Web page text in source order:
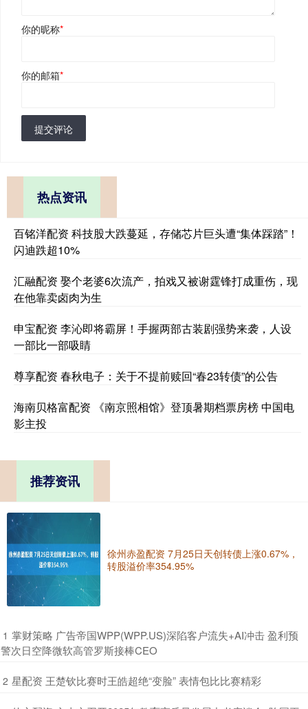
你的昵称*
你的邮箱*
提交评论
热点资讯
百铭洋配资 科技股大跌蔓延，存储芯片巨头遭“集体踩踏”！
闪迪跌超10%
汇融配资 娶个老婆6次流产，拍戏又被谢霆锋打成重伤，现
在他靠卖卤肉为生
申宝配资 李沁即将霸屏！手握两部古装剧强势来袭，人设
一部比一部吸睛
尊享配资 春秋电子：关于不提前赎回“春23转债”的公告
海南贝格富配资 《南京照相馆》登顶暑期档票房榜 中国电
影主投
推荐资讯
徐州赤盈配资 7月25日天创转债上涨0.67%，
转股溢价率354.95%
1 ​掌财策略 广告帝国WPP(WPP.US)深陷客户流失+AI冲击 盈利预
警次日空降微软高管罗斯接棒CEO
2 ​星配资 王楚钦比赛时王皓超绝“变脸” 表情包比比赛精彩